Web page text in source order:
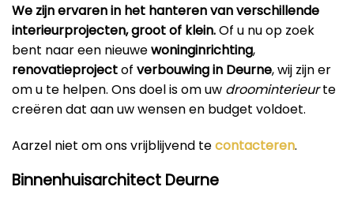
We zijn ervaren in het hanteren van verschillende
interieurprojecten, groot of klein.Of u nu op zoek
bent naar een nieuwewoninginrichting,
renovatieprojectof verbouwing in Deurne, wij zijn er
om u te helpen. Ons doel is om uw droominterieurte
creëren dat aan uw wensen en budget voldoet.
Aarzel niet om ons vrijblijvend tecontacteren.
Binnenhuisarchitect Deurne